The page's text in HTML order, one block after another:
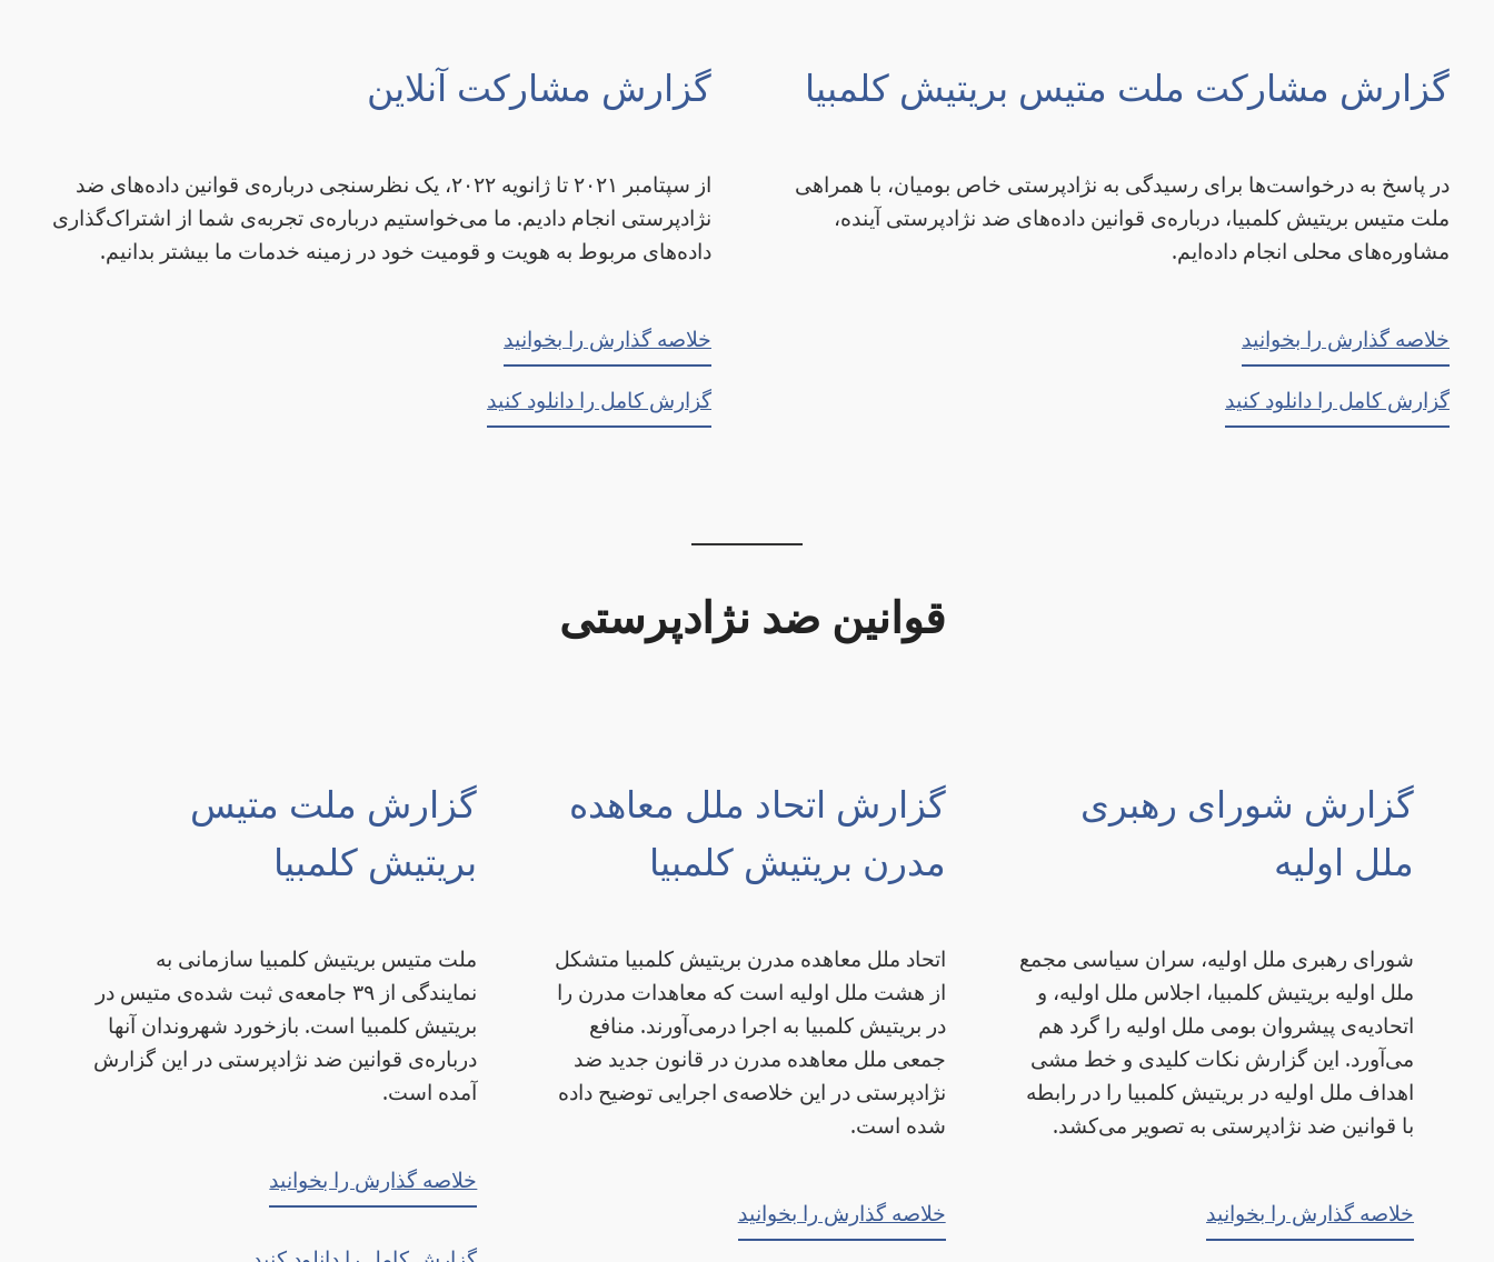
گزارش مشارکت ملت متیس بریتیش کلمبیا
در پاسخ به درخواست‌ها برای رسیدگی به نژادپرستی خاص بومیان، با همراهی
ملت متیس بریتیش کلمبیا، درباره‌ی قوانین داده‌های ضد نژادپرستی آینده،
مشاوره‌های محلی انجام داده‌ایم.
خلاصه گذارش را بخوانید
گزارش کامل را دانلود کنید
گزارش مشارکت آنلاین
از سپتامبر ۲۰۲۱ تا ژانویه‌ ۲۰۲۲، یک نظر‌سنجی درباره‌ی قوانین داده‌های ضد
نژادپرستی انجام دادیم. ما می‌خواستیم درباره‌ی تجربه‌ی شما از اشتراک‌گذاری
داده‌های مربوط به هویت و قومیت خود در زمینه خدمات ما بیشتر بدانیم.
خلاصه گذارش را بخوانید
گزارش کامل را دانلود کنید
قوانین ضد نژادپرستی
گزارش شورای رهبری
ملل اولیه
شورای رهبری ملل اولیه، سران سیاسی مجمع
ملل اولیه بریتیش کلمبیا، اجلاس ملل اولیه، و
اتحادیه‌ی پیشروان بومی ملل اولیه را گرد هم
می‌آورد. این گزارش نکات کلیدی و خط مشی‌
اهداف ملل اولیه در بریتیش کلمبیا را در رابطه‌
با قوانین ضد نژادپرستی به تصویر می‌کشد.
خلاصه گذارش را بخوانید
گزارش اتحاد ملل معاهده
مدرن بریتیش کلمبیا
اتحاد ملل معاهده مدرن بریتیش کلمبیا متشکل
از هشت ملل اولیه است که معاهدات مدرن را
در بریتیش کلمبیا به اجرا درمی‌آورند. منافع
جمعی ملل معاهده مدرن در قانون جدید ضد
نژادپرستی در این خلاصه‌ی اجرایی توضیح داده
شده ‌است.
خلاصه گذارش را بخوانید
گزارش ملت متیس
بریتیش کلمبیا
ملت متیس بریتیش کلمبیا سازمانی به
نمایندگی از ۳۹ جامعه‌ی ثبت شده‌ی متیس در
بریتیش کلمبیا است. بازخورد شهروندان آنها
درباره‌ی قوانین ضد نژادپرستی در این گزارش
آمده است.
خلاصه گذارش را بخوانید